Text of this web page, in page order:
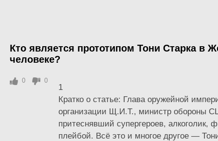
Кто является прототипом Тони Старка в
человеке?
1
Кратко о статье: Глава оружейной
организации Щ.И.Т., министр обороны
притеснявший супергероев, алкоголик,
плейбой. Всё это и многое другое —
0 0